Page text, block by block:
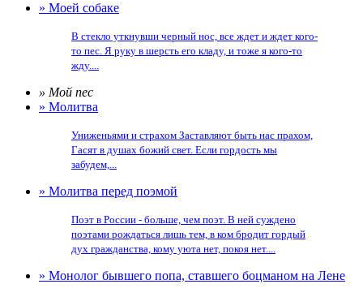
» Моей собаке
В стекло уткнувши черный нос, все ждет и ждет кого-
то пес. Я руку в шерсть его кладу, и тоже я кого-то
жду....
» Мой пес
» Молитва
Униженьями и страхом Заставляют быть нас прахом,
Гасят в душах божий свет. Если гордость мы
забудем,...
» Молитва перед поэмой
Поэт в России - больше, чем поэт. В ней суждено
поэтами рождаться лишь тем, в ком бродит гордый
дух гражданства, кому уюта нет, покоя нет....
» Монолог бывшего попа, ставшего боцманом на Лене